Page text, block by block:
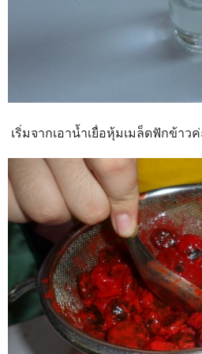
เริ่มจากเอาน้ำเยื่อหุ้มเมล็ดฟักข้าว